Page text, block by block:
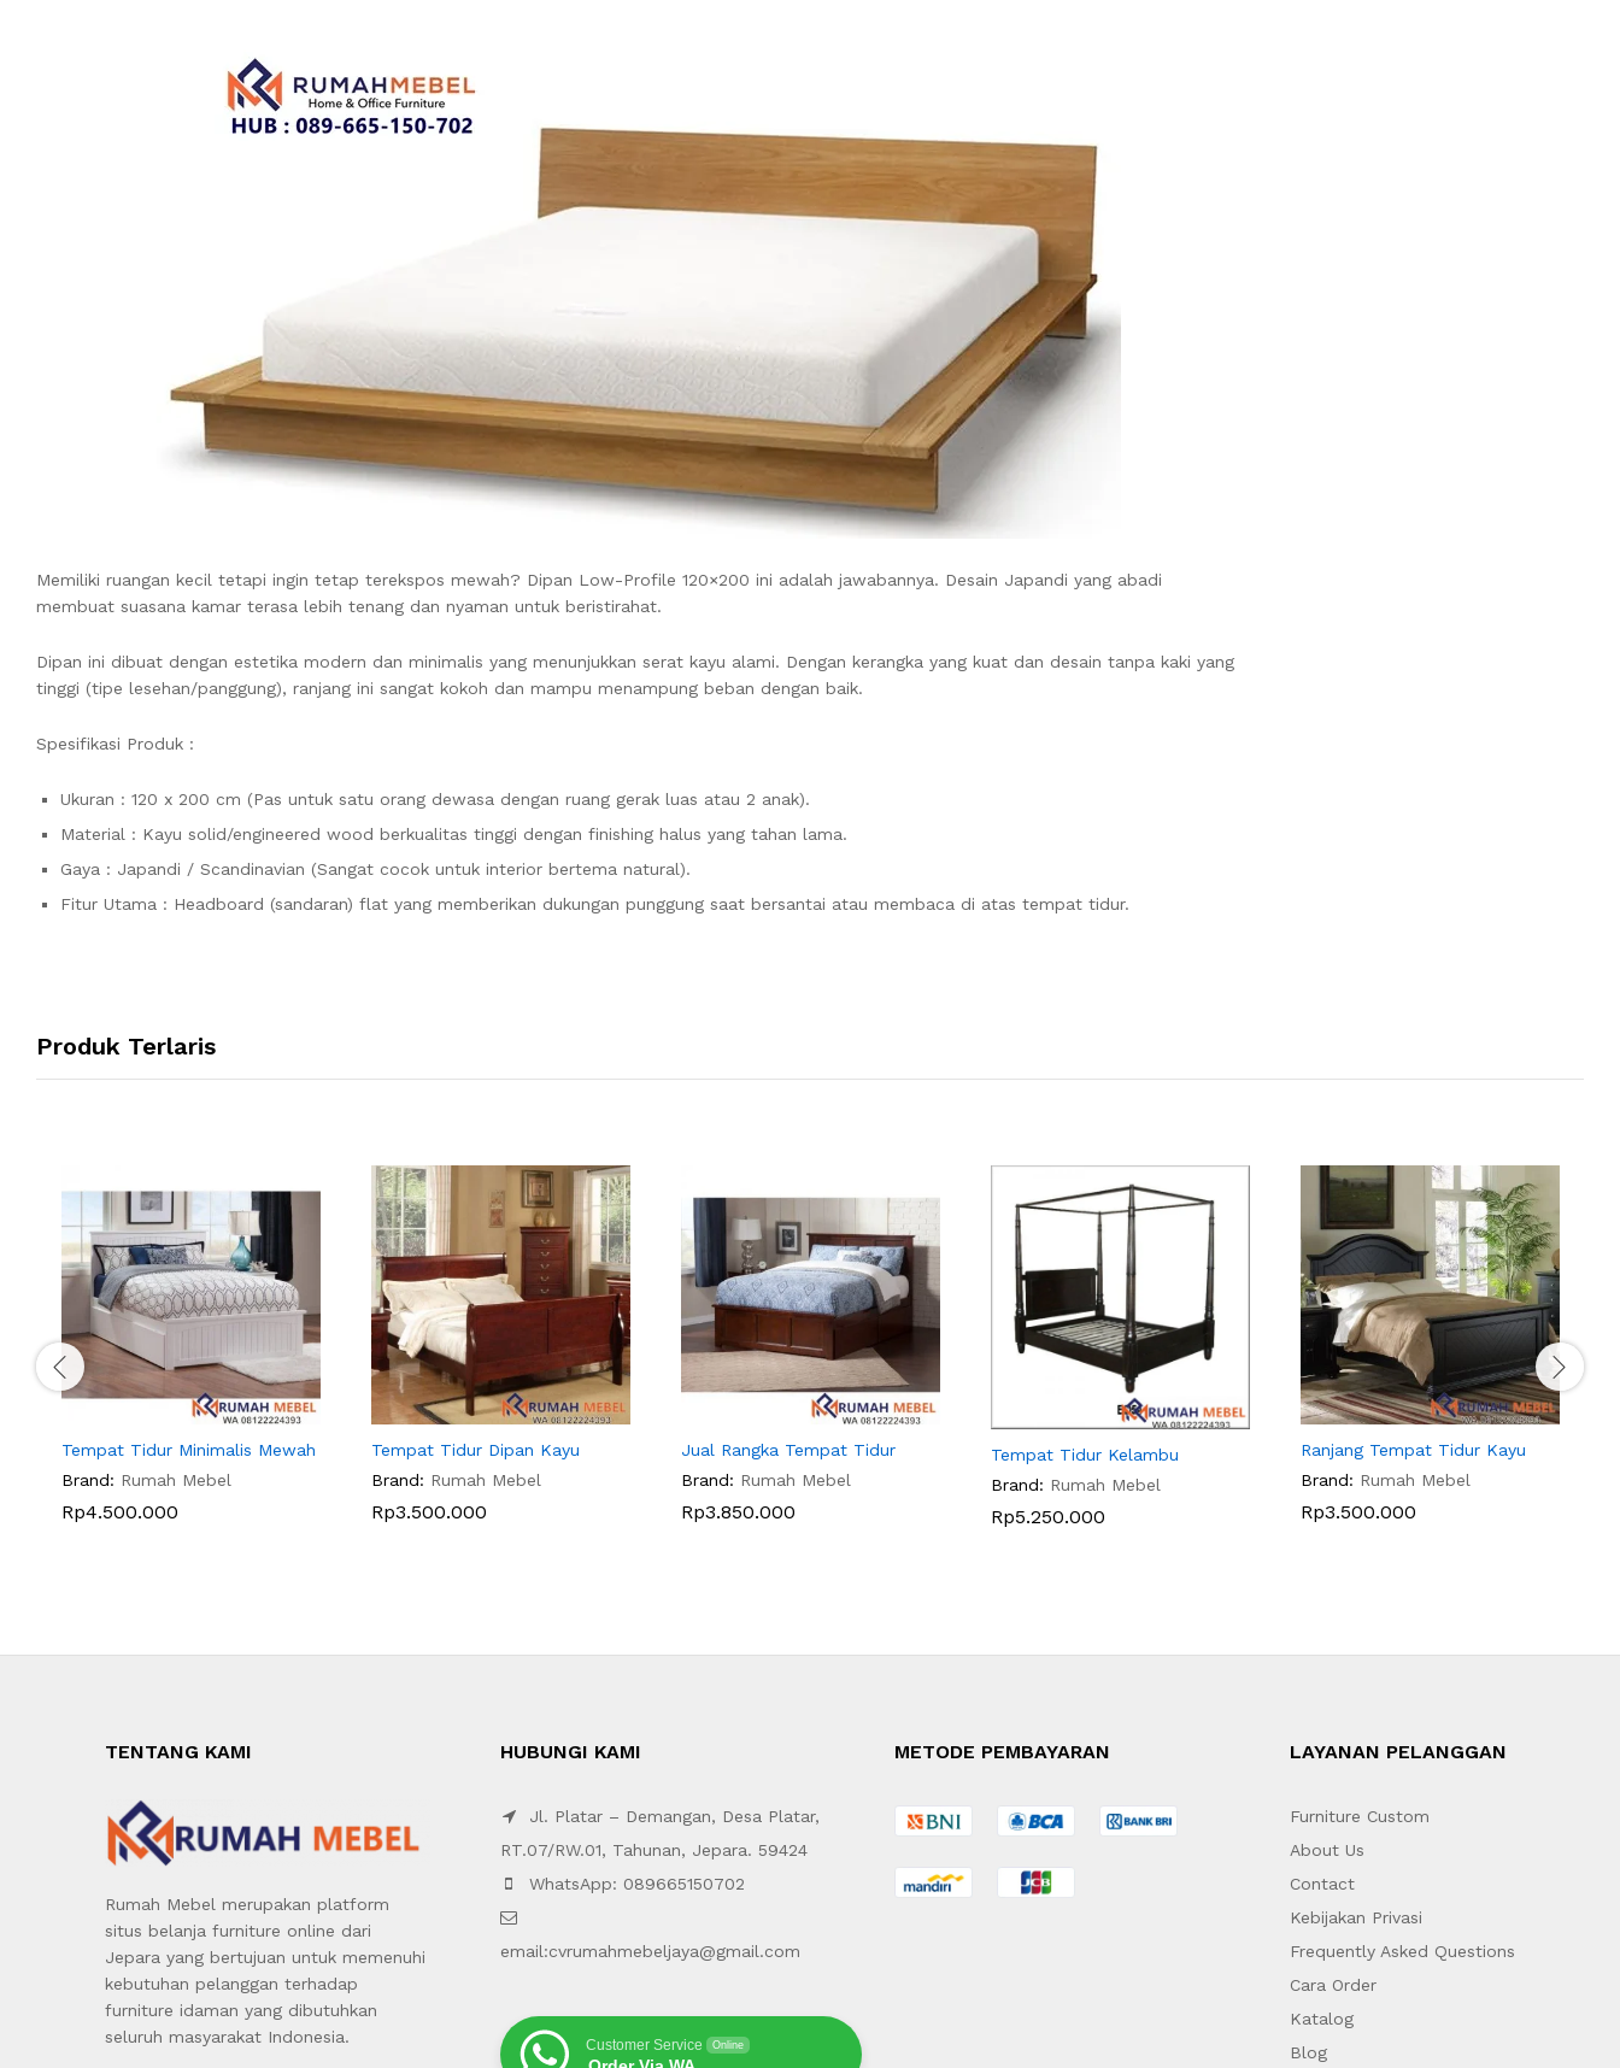
Memiliki ruangan kecil tetapi ingin tetap terekspos mewah? Dipan Low-Profile 120×200 ini adalah jawabannya. Desain Japandi yang abadi
membuat suasana kamar terasa lebih tenang dan nyaman untuk beristirahat.
Dipan ini dibuat dengan estetika modern dan minimalis yang menunjukkan serat kayu alami. Dengan kerangka yang kuat dan desain tanpa kaki yang
tinggi (tipe lesehan/panggung), ranjang ini sangat kokoh dan mampu menampung beban dengan baik.
Spesifikasi Produk :
Ukuran : 120 x 200 cm (Pas untuk satu orang dewasa dengan ruang gerak luas atau 2 anak).
Material : Kayu solid/engineered wood berkualitas tinggi dengan finishing halus yang tahan lama.
Gaya : Japandi / Scandinavian (Sangat cocok untuk interior bertema natural).
Fitur Utama : Headboard (sandaran) flat yang memberikan dukungan punggung saat bersantai atau membaca di atas tempat tidur.
Produk Terlaris
Tempat Tidur Minimalis Mewah
Brand: Rumah Mebel
Rp4.500.000
Tempat Tidur Dipan Kayu
Brand: Rumah Mebel
Rp3.500.000
Jual Rangka Tempat Tidur
Brand: Rumah Mebel
Rp3.850.000
Tempat Tidur Kelambu
Brand: Rumah Mebel
Rp5.250.000
Ranjang Tempat Tidur Kayu
Brand: Rumah Mebel
Rp3.500.000
TENTANG KAMI
Rumah Mebel merupakan platform
situs belanja furniture online dari
Jepara yang bertujuan untuk memenuhi
kebutuhan pelanggan terhadap
furniture idaman yang dibutuhkan
seluruh masyarakat Indonesia.
HUBUNGI KAMI
Jl. Platar – Demangan, Desa Platar,
RT.07/RW.01, Tahunan, Jepara. 59424
WhatsApp: 089665150702
email:cvrumahmebeljaya@gmail.com
Customer Service Online
METODE PEMBAYARAN LAYANAN PELANGGAN
Furniture Custom
About Us
Contact
Kebijakan Privasi
Frequently Asked Questions
Cara Order
Katalog
Blog